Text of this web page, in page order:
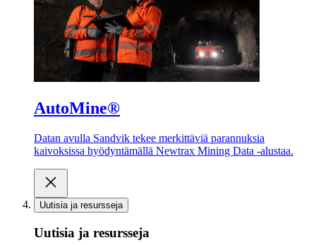
AutoMine®
Datan avulla Sandvik tekee merkittäviä parannuksia
kaivoksissa hyödyntämällä Newtrax Mining Data -alustaa.
Uutisia ja resursseja
Uutisia ja resursseja